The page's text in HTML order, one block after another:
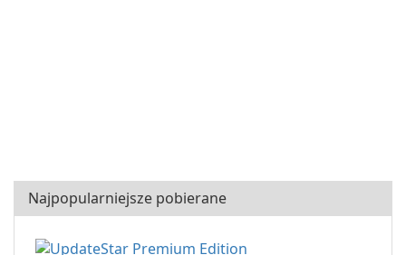
Najpopularniejsze pobierane